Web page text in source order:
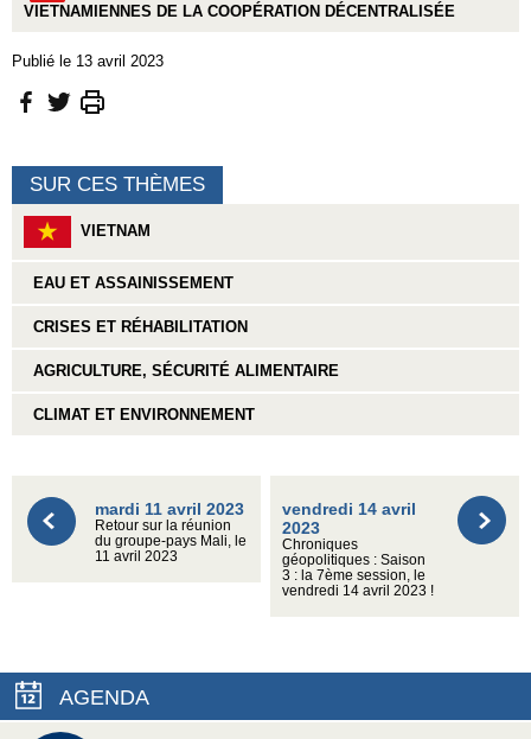
VIETNAMIENNES DE LA COOPÉRATION DÉCENTRALISÉE
Publié le 13 avril 2023
SUR CES THÈMES
VIETNAM
EAU ET ASSAINISSEMENT
CRISES ET RÉHABILITATION
AGRICULTURE, SÉCURITÉ ALIMENTAIRE
CLIMAT ET ENVIRONNEMENT
mardi 11 avril 2023
Retour sur la réunion
du groupe-pays Mali, le
11 avril 2023
vendredi 14 avril
2023
Chroniques
géopolitiques : Saison
3 : la 7ème session, le
vendredi 14 avril 2023 !
AGENDA